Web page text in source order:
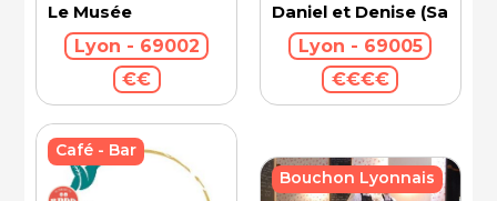
Le Musée
Lyon - 69002
€€
Daniel et Denise (Saint-
Lyon - 69005
€€€€
Café - Bar
Bouchon Lyonnais